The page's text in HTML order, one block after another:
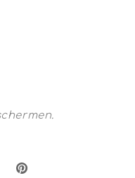
Pinterest